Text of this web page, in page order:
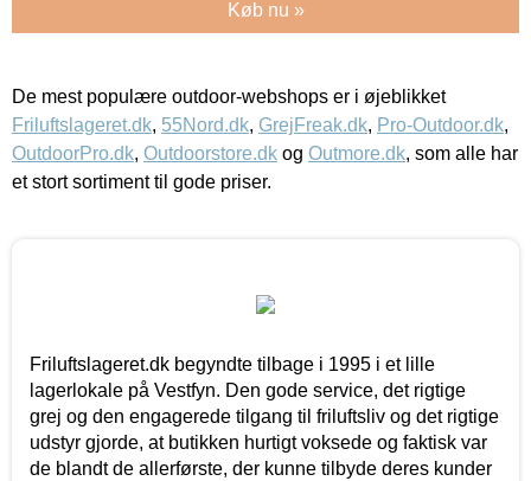
Køb nu »
De mest populære outdoor-webshops er i øjeblikket
Friluftslageret.dk, 55Nord.dk, GrejFreak.dk, Pro-Outdoor.dk,
OutdoorPro.dk, Outdoorstore.dk og Outmore.dk, som alle har
et stort sortiment til gode priser.
Friluftslageret.dk begyndte tilbage i 1995 i et lille
lagerlokale på Vestfyn. Den gode service, det rigtige
grej og den engagerede tilgang til friluftsliv og det rigtige
udstyr gjorde, at butikken hurtigt voksede og faktisk var
de blandt de allerførste, der kunne tilbyde deres kunder